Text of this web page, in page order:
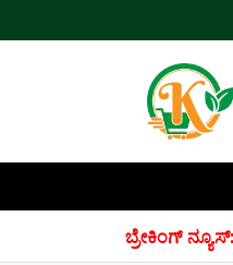
ಬ್ರೇಕಿಂಗ್ ನ್ಯೂಸ್:
ತಿಂಗಳ ಪಡಿತರ